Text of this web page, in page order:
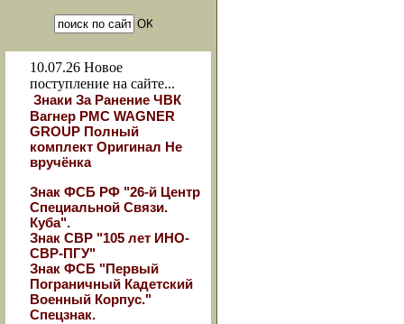
10.07.26 Новое
поступление на сайте...
Знаки За Ранение ЧВК
Вагнер РМС WAGNER
GROUP Полный
комплект Оригинал Не
вручёнка
Знак ФСБ РФ "26-й Центр
Специальной Связи.
Куба".
Знак СВР "105 лет ИНО-
СВР-ПГУ"
Знак ФСБ "Первый
Пограничный Кадетский
Военный Корпус."
Спецзнак.